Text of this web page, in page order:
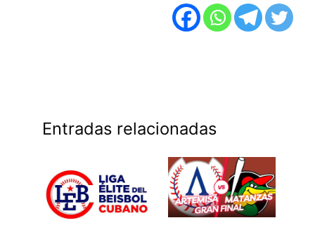
Entradas relacionadas